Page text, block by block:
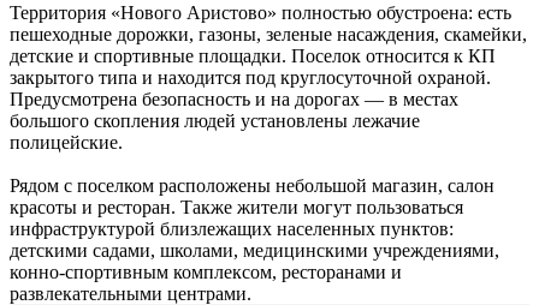
Территория «Нового Аристово» полностью обустроена: есть
пешеходные дорожки, газоны, зеленые насаждения, скамейки,
детские и спортивные площадки. Поселок относится к КП
закрытого типа и находится под круглосуточной охраной.
Предусмотрена безопасность и на дорогах — в местах
большого скопления людей установлены лежачие
полицейские.
Рядом с поселком расположены небольшой магазин, салон
красоты и ресторан. Также жители могут пользоваться
инфраструктурой близлежащих населенных пунктов:
детскими садами, школами, медицинскими учреждениями,
конно-спортивным комплексом, ресторанами и
развлекательными центрами.